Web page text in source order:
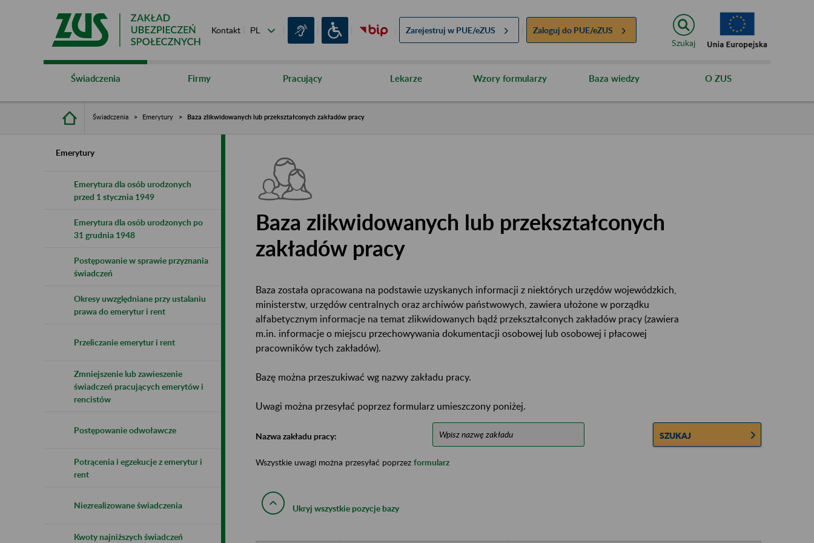
Kontakt Zarejestruj w PUE/eZUS Zaloguj do PUE/eZUS
Szukaj
Świadczenia Firmy Pracujący Lekarze Wzory formularzy Baza wiedzy O ZUS
Świadczenia Emerytury Baza zlikwidowanych lub przekształconych zakładów pracy
Emerytury
Emerytura dla osób urodzonych
przed 1 stycznia 1949
Emerytura dla osób urodzonych po
31 grudnia 1948
Postępowanie w sprawie przyznania
świadczeń
Okresy uwzględniane przy ustalaniu
prawa do emerytur i rent
Przeliczanie emerytur i rent
Zmniejszenie lub zawieszenie
świadczeń pracujących emerytów i
rencistów
Postępowanie odwoławcze
Potrącenia i egzekucje z emerytur i
rent
Niezrealizowane świadczenia
Kwoty najniższych świadczeń
Baza zlikwidowanych lub przekształconych
zakładów pracy
Baza została opracowana na podstawie uzyskanych informacji z niektórych urzędów wojewódzkich,
ministerstw, urzędów centralnych oraz archiwów państwowych, zawiera ułożone w porządku
alfabetycznym informacje na temat zlikwidowanych bądź przekształconych zakładów pracy (zawiera
m.in. informacje o miejscu przechowywania dokumentacji osobowej lub osobowej i płacowej
pracowników tych zakładów).
Bazę można przeszukiwać wg nazwy zakładu pracy.
Uwagi można przesyłać poprzez formularz umieszczony poniżej.
Nazwa zakładu pracy: SZUKAJ
Wszystkie uwagi można przesyłać poprzez formularz
Ukryj wszystkie pozycje bazy